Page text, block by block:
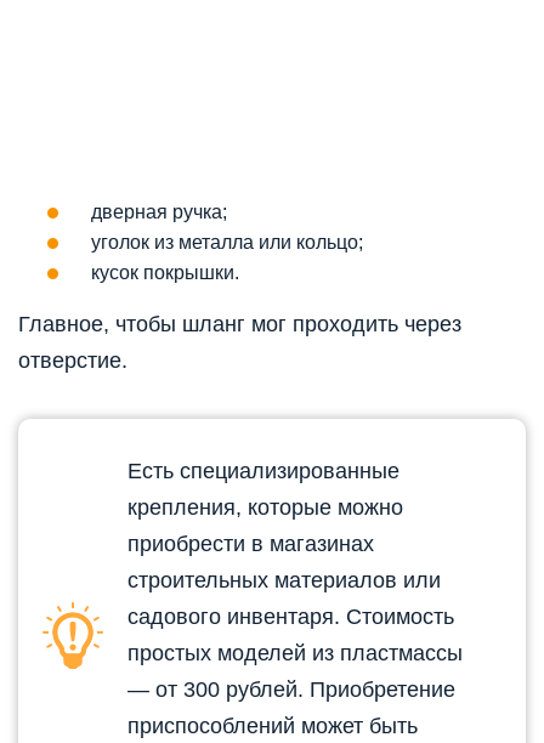
дверная ручка;
уголок из металла или кольцо;
кусок покрышки.
Главное, чтобы шланг мог проходить через
отверстие.
Есть специализированные
крепления, которые можно
приобрести в магазинах
строительных материалов или
садового инвентаря. Стоимость
простых моделей из пластмассы
— от 300 рублей. Приобретение
приспособлений может быть